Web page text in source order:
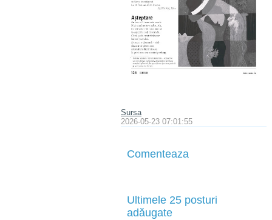
Sursa
2026-05-23 07:01:55
Comenteaza
Ultimele 25 posturi
adăugate